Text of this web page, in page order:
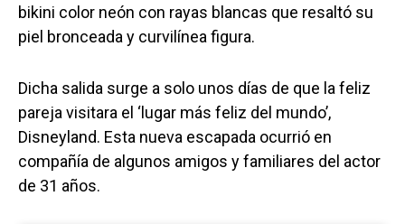
bikini color neón con rayas blancas que resaltó su
piel bronceada y curvilínea figura.
Dicha salida surge a solo unos días de que la feliz
pareja visitara el ‘lugar más feliz del mundo’,
Disneyland. Esta nueva escapada ocurrió en
compañía de algunos amigos y familiares del actor
de 31 años.